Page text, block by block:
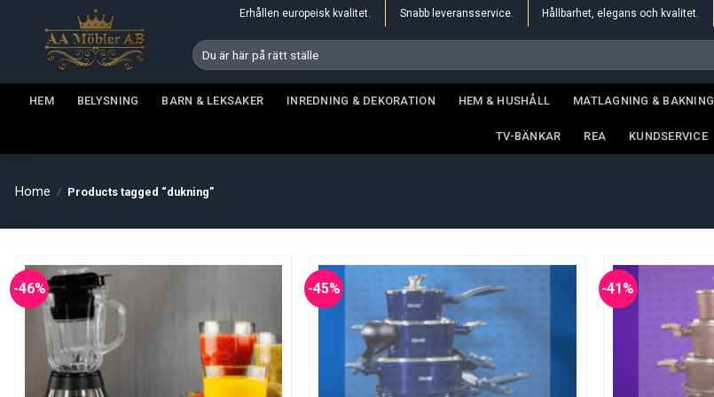
Erhållen europeisk kvalitet. Snabb leveransservice. Hållbarhet, elegans och kvalitet.
Search
for:
HEM BELYSNING BARN & LEKSAKER INREDNING & DEKORATION HEM & HUSHÅLL MATLAGNING & BAKNING
TV-BÄNKAR REA KUNDSERVICE
Home / Products tagged “dukning”
-46% -45% -41%